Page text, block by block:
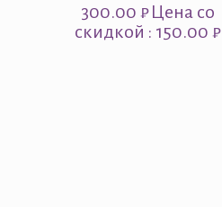
300.00₽Цена со
скидкой : 150.00 ₽